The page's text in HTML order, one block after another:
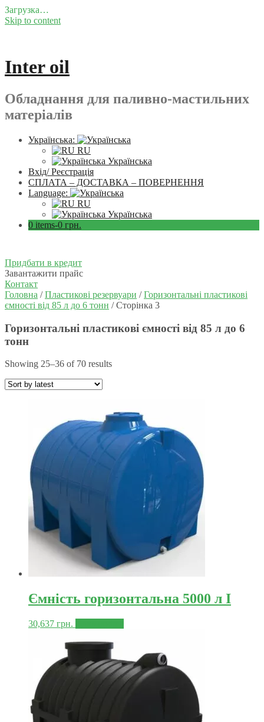
Загрузка…
Skip to content
Inter oil
Обладнання для паливно-мастильних
матеріалів
Українська:
RU
Українська
Вхід/ Реєстрація
СПЛАТА – ДОСТАВКА – ПОВЕРНЕННЯ
Language:
RU
Українська
0 items-0 грн.
Придбати в кредит
Завантажити прайс
Контакт
Головна /Пластикові резервуари /Горизонтальні пластикові
ємності від 85 л до 6 тонн / Сторінка 3
Горизонтальні пластикові ємності від 85 л до 6
тонн
Showing 25–36 of 70 results
Ємність горизонтальна 5000 л І
30,637 грн.